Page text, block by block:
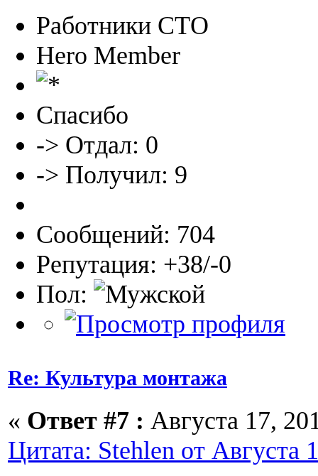
Работники СТО
Hero Member
Спасибо
-> Отдал: 0
-> Получил: 9
Сообщений: 704
Репутация: +38/-0
Пол:
Re: Культура монтажа
« Ответ #7 : Августа 17,
Цитата: Stehlen от Августа